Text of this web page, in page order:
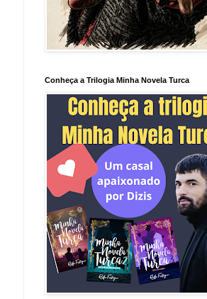
Conheça a Trilogia Minha Novela Turca